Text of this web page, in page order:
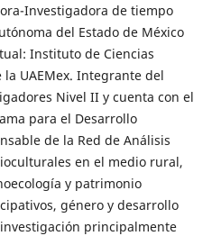
Investigadora de tiempo
del Estado de México
Instituto de Ciencias
UAEMex. Integrante del
Nivel II y cuenta con el
para el Desarrollo
de la Red de Análisis
en el medio rural,
y patrimonio
género y desarrollo
principalmente